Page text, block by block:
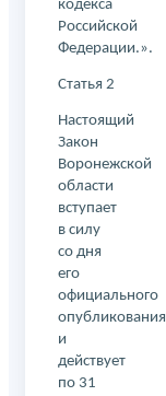
кодекса
Российской
Федерации.».
Статья 2
Настоящий
Закон
Воронежской
области
вступает
в силу
со дня
его
официального
опубликования
и
действует
по 31